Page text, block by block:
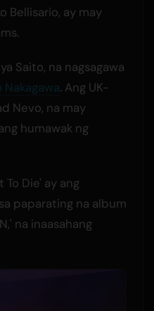
Bellisario, ay may
Saito, na nagsagawa
Nakagawa. Ang UK-
Nevo, na may
humawak ng
Die' ay ang
paparating na album
na inaasahang